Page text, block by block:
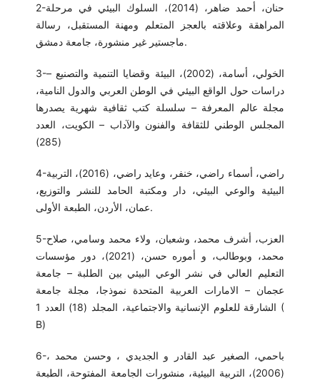
2-حنان، أحمد ضاهر، (2014)، السلوك البيئي في مرحلة
المراهقة وعلاقته بالعجز المتعلم ومهنة المستقبل، رسالة
ماجستير غير منشورة، جامعة دمشق.
3-الخولي، أسامة، (2002)، البيئة وقضايا التنمية والتصنيع –
دراسات حول الواقع البيئي في الوطن العربي والدول النامية،
مجلة عالم المعرفة – سلسلة كتب ثقافية شهرية يصدرها
المجلس الوطني للثقافة والفنون والآداب – الكويت، العدد
(285)
4-راضي، أسماء راضي، خنفر، وعايد راضي، (2016)، التربية
البيئية والوعي البيئي، دار ومكتبة الحامد للنشر والتوزيع،
عمان، الأردن، الطبعة الأولى.
5-العزب، أشرف محمد، وشعبان، ولاء محمد وسامي، صلاح
محمد، وبوطالب، و أموره حسن، (2021)، دور مؤسسات
التعليم العالي في نشر الوعي البيئي بين الطلبة – جامعة
عجمان – الامارات العربية المتحدة نموذجا، مجلة جامعة
الشارقة للعلوم الإنسانية والاجتماعية، المجلد (18) العدد 1 (
B)
6-باحمي، الصغير عبد القادر و الجديدي ، وحسن محمد ،
(2006)، التربية البيئية، منشورات الجامعة المفتوحة، الطبعة